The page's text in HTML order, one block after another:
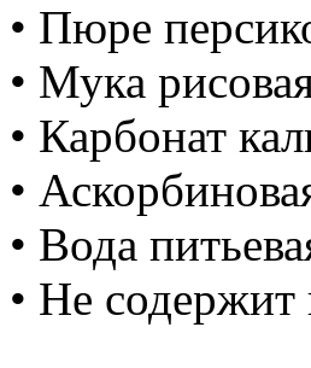
• Пюре
• Мука
• Карбонат
•
• Вода
• Не содержит